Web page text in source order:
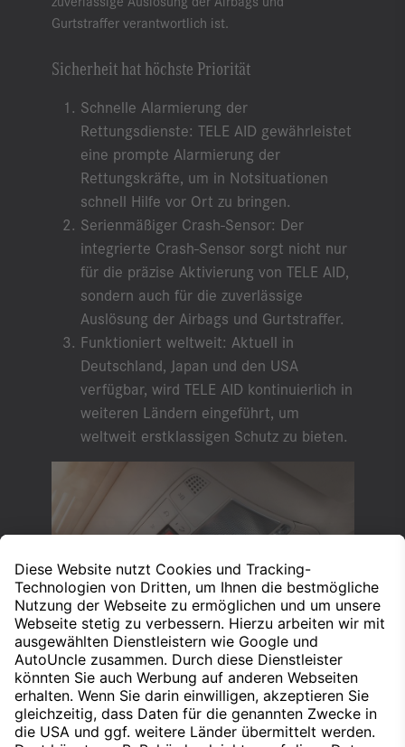
Gurtstraffer verantwortlich ist.
Sicherheit hat höchste Priorität
Schnelle Alarmierung der
Rettungsdienste: TELE AID gewährleistet
eine prompte Alarmierung der
Rettungskräfte, um in Notsituationen
schnell Hilfe vor Ort zu bringen.
Serienmäßiger Crash-Sensor: Der
integrierte Crash-Sensor sorgt nicht nur
für die präzise Aktivierung von TELE AID,
sondern auch für die zuverlässige
Auslösung der Airbags und Gurtstraffer.
Funktioniert weltweit: Aktuell in
Deutschland, Japan und den USA
verfügbar, wird TELE AID kontinuierlich in
weiteren Ländern eingeführt, um
weltweit erstklassigen Schutz zu bieten.